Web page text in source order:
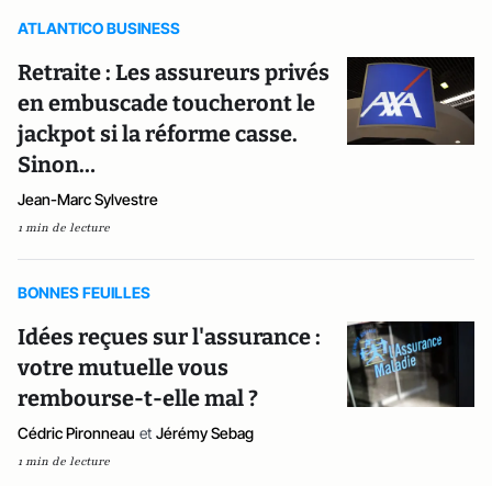
ATLANTICO BUSINESS
Retraite : Les assureurs privés
en embuscade toucheront le
jackpot si la réforme casse.
Sinon…
Jean-Marc Sylvestre
1 min de lecture
BONNES FEUILLES
Idées reçues sur l'assurance :
votre mutuelle vous
rembourse-t-elle mal ?
Cédric Pironneau et Jérémy Sebag
1 min de lecture